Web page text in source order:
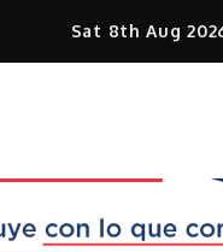
Sat 8th Aug